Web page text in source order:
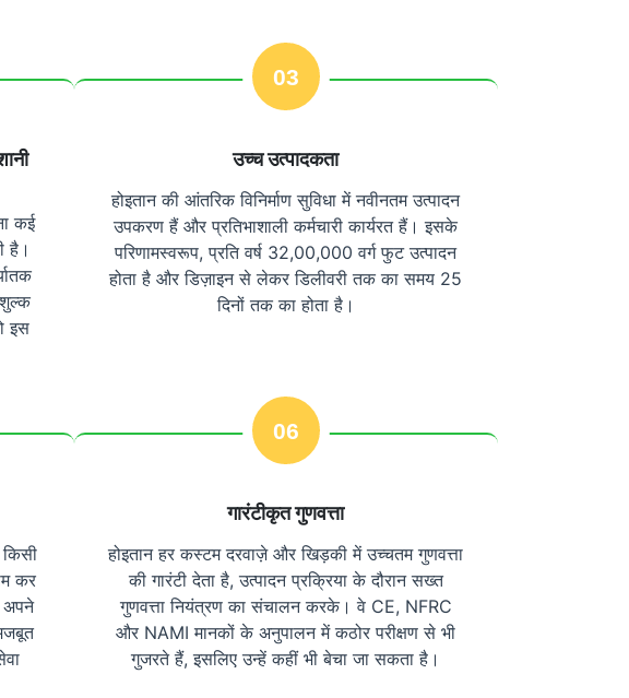
कई
है।
इस
03
उच्च उत्पादकता
होइतान की आंतरिक विनिर्माण सुविधा में नवीनतम उत्पादन
उपकरण हैं और प्रतिभाशाली कर्मचारी कार्यरत हैं। इसके
परिणामस्वरूप, प्रति वर्ष 32,00,000 वर्ग फुट उत्पादन
होता है और डिज़ाइन से लेकर डिलीवरी तक का समय 25
दिनों तक का होता है।
कर
अपने
06
गारंटीकृत गुणवत्ता
होइतान हर कस्टम दरवाज़े और खिड़की में उच्चतम गुणवत्ता
की गारंटी देता है, उत्पादन प्रक्रिया के दौरान सख्त
गुणवत्ता नियंत्रण का संचालन करके। वे CE, NFRC
और NAMI मानकों के अनुपालन में कठोर परीक्षण से भी
गुजरते हैं, इसलिए उन्हें कहीं भी बेचा जा सकता है।